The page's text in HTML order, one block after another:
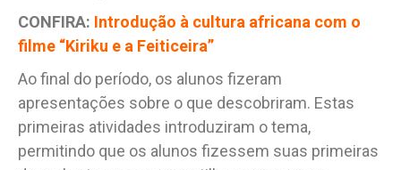
CONFIRA: Introdução à cultura africana com o
filme “Kiriku e a Feiticeira”
Ao final do período, os alunos fizeram
apresentações sobre o que descobriram. Estas
primeiras atividades introduziram o tema,
permitindo que os alunos fizessem suas primeiras